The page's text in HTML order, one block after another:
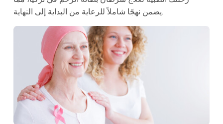
يضمن نهجًا شاملاً للرعاية من البداية إلى النهاية.